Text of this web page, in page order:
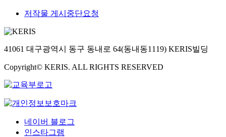
저작물 게시중단요청
41061 대구광역시 동구 동내로 64(동내동1119) KERIS빌딩
Copyright© KERIS. ALL RIGHTS RESERVED
네이버 블로그
인스타그램